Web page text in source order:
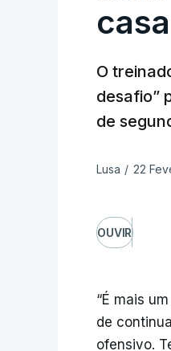
O
desafio”
de
Lusa / 22
OUVIR
“É mais
de
ofensivo.